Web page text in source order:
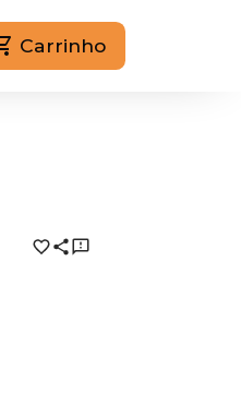
Carrinho